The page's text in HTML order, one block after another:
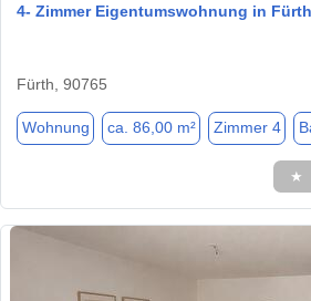
4- Zimmer Eigentumswohnung in
Fürth, 90765
Wohnung ca. 86,00 m² Zimmer 4
★